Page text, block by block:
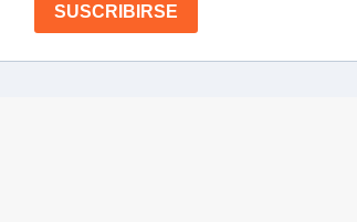
SUSCRIBIRSE